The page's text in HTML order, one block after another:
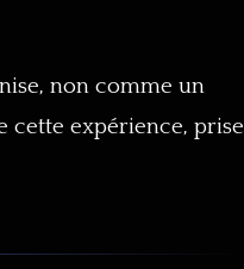
non comme un
cette expérience, prise